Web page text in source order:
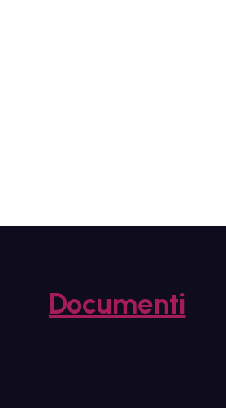
Documenti